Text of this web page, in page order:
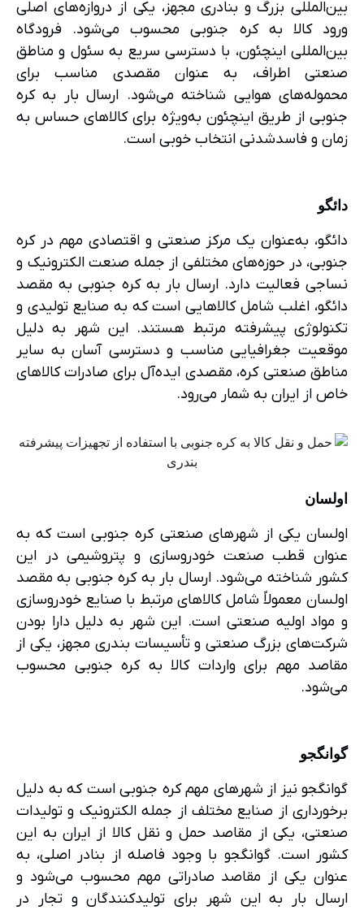
بین‌المللی بزرگ و بنادری مجهز، یکی از دروازه‌های اصلی
ورود کالا به کره جنوبی محسوب می‌شود. فرودگاه
بین‌المللی اینچئون، با دسترسی سریع به سئول و مناطق
صنعتی اطراف، به عنوان مقصدی مناسب برای
محموله‌های هوایی شناخته می‌شود. ارسال بار به کره
جنوبی از طریق اینچئون به‌ویژه برای کالاهای حساس به
زمان و فاسدشدنی انتخاب خوبی است.
دائگو
دائگو، به‌عنوان یک مرکز صنعتی و اقتصادی مهم در کره
جنوبی، در حوزه‌های مختلفی از جمله صنعت الکترونیک و
نساجی فعالیت دارد. ارسال بار به کره جنوبی به مقصد
دائگو، اغلب شامل کالاهایی است که به صنایع تولیدی و
تکنولوژی پیشرفته مرتبط هستند. این شهر به دلیل
موقعیت جغرافیایی مناسب و دسترسی آسان به سایر
مناطق صنعتی کره، مقصدی ایده‌آل برای صادرات کالاهای
خاص از ایران به شمار می‌رود.
اولسان
اولسان یکی از شهرهای صنعتی کره جنوبی است که به
عنوان قطب صنعت خودروسازی و پتروشیمی در این
کشور شناخته می‌شود. ارسال بار به کره جنوبی به مقصد
اولسان معمولاً شامل کالاهای مرتبط با صنایع خودروسازی
و مواد اولیه صنعتی است. این شهر به دلیل دارا بودن
شرکت‌های بزرگ صنعتی و تأسیسات بندری مجهز، یکی از
مقاصد مهم برای واردات کالا به کره جنوبی محسوب
می‌شود.
گوانگجو
گوانگجو نیز از شهرهای مهم کره جنوبی است که به دلیل
برخورداری از صنایع مختلف از جمله الکترونیک و تولیدات
صنعتی، یکی از مقاصد حمل و نقل کالا از ایران به این
کشور است. گوانگجو با وجود فاصله از بنادر اصلی، به
عنوان یکی از مقاصد صادراتی مهم محسوب می‌شود و
ارسال بار به این شهر برای تولیدکنندگان و تجار در